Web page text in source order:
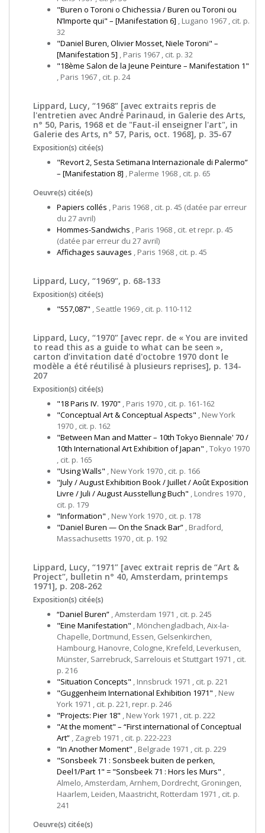
"Buren o Toroni o Chichessia / Buren ou Toroni ou
N’Importe qui" – [Manifestation 6] , Lugano 1967 , cit. p.
32
"Daniel Buren, Olivier Mosset, Niele Toroni" –
[Manifestation 5] , Paris 1967 , cit. p. 32
"18ème Salon de la Jeune Peinture – Manifestation 1"
, Paris 1967 , cit. p. 24
Lippard, Lucy, “1968” [avec extraits repris de
l'entretien avec André Parinaud, in Galerie des Arts,
n° 50, Paris, 1968 et de "Faut-il enseigner l'art", in
Galerie des Arts, n° 57, Paris, oct. 1968], p. 35-67
Exposition(s) citée(s)
"Revort 2, Sesta Setimana Internazionale di Palermo”
– [Manifestation 8] , Palerme 1968 , cit. p. 65
Oeuvre(s) citée(s)
Papiers collés , Paris 1968 , cit. p. 45 (datée par erreur
du 27 avril)
Hommes-Sandwichs , Paris 1968 , cit. et repr. p. 45
(datée par erreur du 27 avril)
Affichages sauvages , Paris 1968 , cit. p. 45
Lippard, Lucy, “1969”, p. 68-133
Exposition(s) citée(s)
"557,087" , Seattle 1969 , cit. p. 110-112
Lippard, Lucy, “1970” [avec repr. de « You are invited
to read this as a guide to what can be seen »,
carton d’invitation daté d'octobre 1970 dont le
modèle a été réutilisé à plusieurs reprises], p. 134-
207
Exposition(s) citée(s)
"18 Paris IV. 1970" , Paris 1970 , cit. p. 161-162
"Conceptual Art & Conceptual Aspects" , New York
1970 , cit. p. 162
"Between Man and Matter – 10th Tokyo Biennale' 70 /
10th International Art Exhibition of Japan" , Tokyo 1970
, cit. p. 165
"Using Walls" , New York 1970 , cit. p. 166
"July / August Exhibition Book / Juillet / Août Exposition
Livre / Juli / August Ausstellung Buch" , Londres 1970 ,
cit. p. 179
"Information" , New York 1970 , cit. p. 178
"Daniel Buren — On the Snack Bar” , Bradford,
Massachusetts 1970 , cit. p. 192
Lippard, Lucy, “1971” [avec extrait repris de “Art &
Project”, bulletin n° 40, Amsterdam, printemps
1971], p. 208-262
Exposition(s) citée(s)
“Daniel Buren” , Amsterdam 1971 , cit. p. 245
"Eine Manifestation" , Mönchengladbach, Aix-la-
Chapelle, Dortmund, Essen, Gelsenkirchen,
Hambourg, Hanovre, Cologne, Krefeld, Leverkusen,
Münster, Sarrebruck, Sarrelouis et Stuttgart 1971 , cit.
p. 216
"Situation Concepts" , Innsbruck 1971 , cit. p. 221
"Guggenheim International Exhibition 1971" , New
York 1971 , cit. p. 221, repr. p. 246
"Projects: Pier 18" , New York 1971 , cit. p. 222
"At the moment" – “First international of Conceptual
Art” , Zagreb 1971 , cit. p. 222-223
"In Another Moment" , Belgrade 1971 , cit. p. 229
"Sonsbeek 71 : Sonsbeek buiten de perken,
Deel1/Part 1" = "Sonsbeek 71 : Hors les Murs" ,
Almelo, Amsterdam, Arnhem, Dordrecht, Groningen,
Haarlem, Leiden, Maastricht, Rotterdam 1971 , cit. p.
241
Oeuvre(s) citée(s)